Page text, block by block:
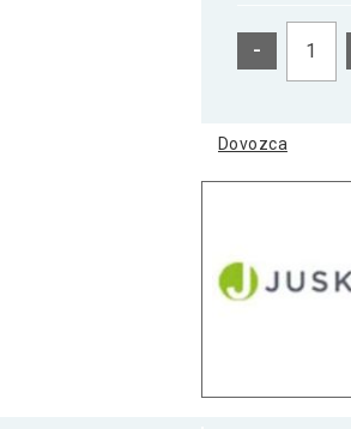
-
Dovozca